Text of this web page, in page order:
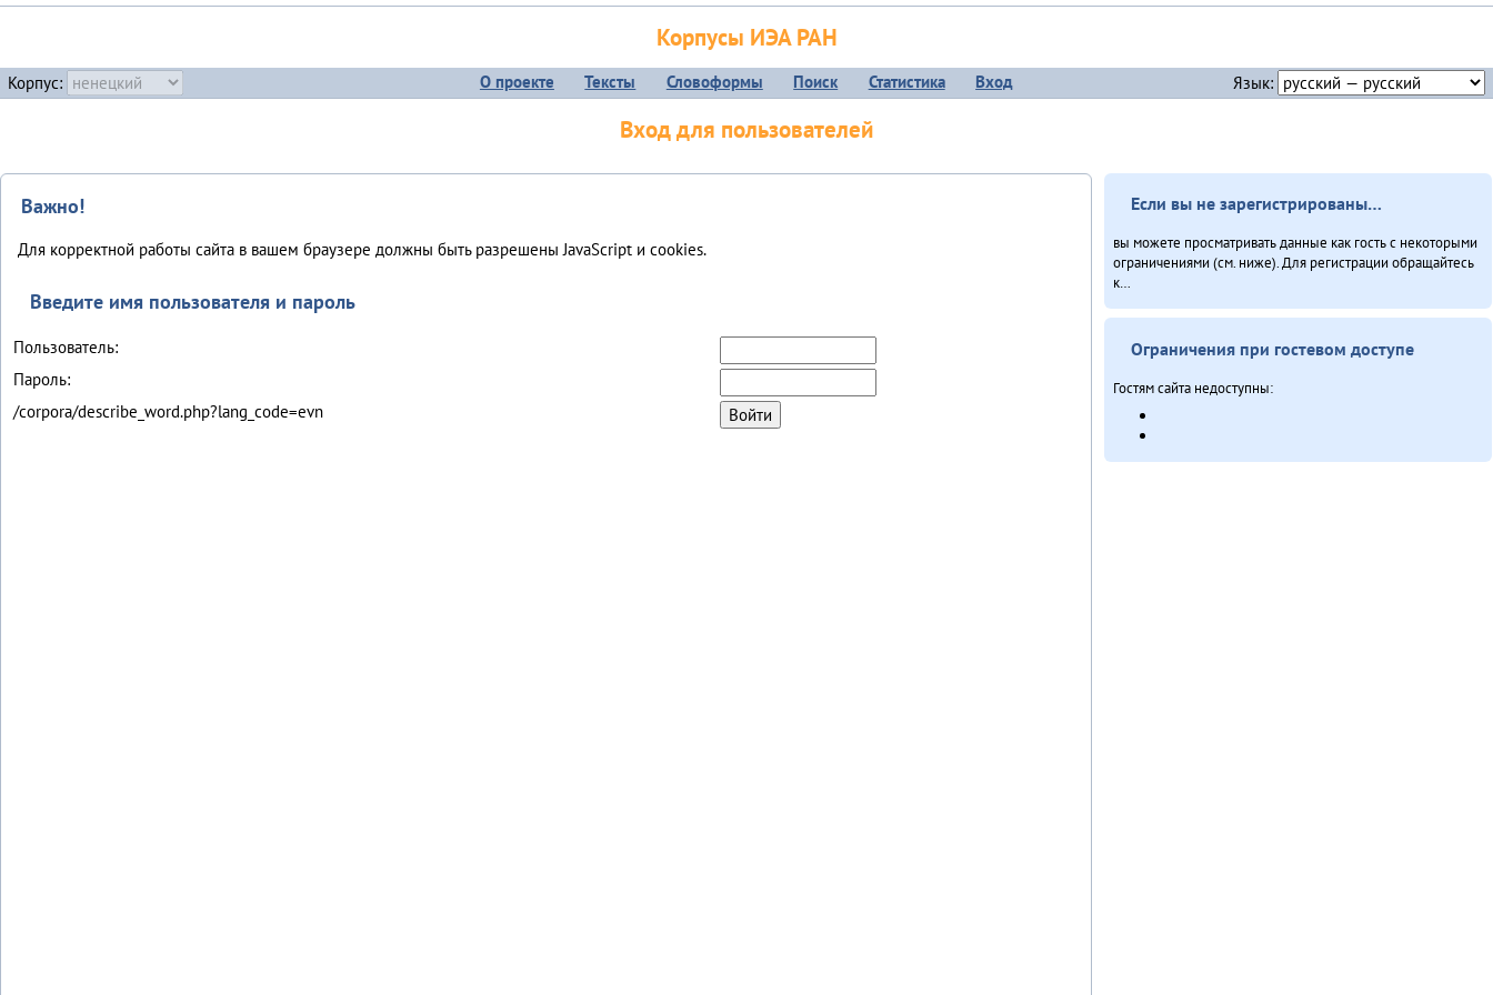
Корпусы ИЭА РАН
Корпус: О проекте Тексты Словоформы Поиск Статистика Вход Язык:
Вход для пользователей
Важно!
Для корректной работы сайта в вашем браузере должны быть разрешены JavaScript и cookies.
Введите имя пользователя и пароль
Пользователь:
Пароль:
/corpora/describe_word.php?lang_code=evn
Если вы не зарегистрированы…
вы можете просматривать данные как гость с некоторыми
ограничениями (см. ниже). Для регистрации обращайтесь
к…
Ограничения при гостевом доступе
Гостям сайта недоступны: